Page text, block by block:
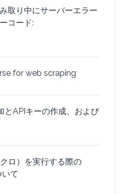
取り中にサーバーエラー
コード:
for web scraping
とAPIキーの作成、および
ロ）を実行する際の
て